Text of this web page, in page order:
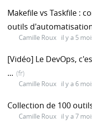
Makefile vs Taskfile :
outils
Camille Roux il y a 5
[Vidéo] Le DevOps,
... (fr)
Camille Roux il y a 6
Collection de 100
Camille Roux il y a 7